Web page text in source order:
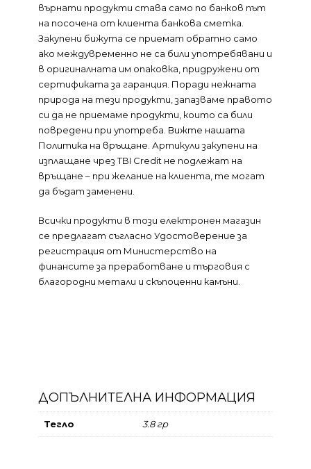
върнати продукти става само по банков път
на посочена от клиента банкова сметка.
Закупени бижута се приемат обратно само
ако междувременно не са били употребявани и
в оригиналната им опаковка, придружени от
сертификата за гаранция. Поради нежната
природа на тези продукти, запазваме правото
си да не приемаме продукти, които са били
повредени при употреба. Вижте нашата
Политика на връщане . Артикули закупени на
изплащане чрез TBI Credit не подлежат на
връщане – при желание на клиента, те могат
да бъдат заменени.
Всички продукти в този електронен магазин
се предлагат съгласно Удостоверение за
регистрация от Министерство на
финансите за преработване и търговия с
благородни метали и скъпоценни камъни.
ДОПЪЛНИТЕЛНА ИНФОРМАЦИЯ
Тегло 3.8 гр